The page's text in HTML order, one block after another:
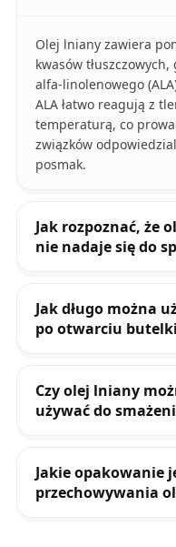
Olej lniany zawiera
kwasów tłuszczowych,
alfa‑linolenowego
ALA łatwo reagują z
temperaturą, co
związków
posmak.
Jak rozpoznać, że
nie nadaje się do
Jak długo można
po otwarciu
Czy olej lniany
używać do
Jakie opakowanie
przechowywania